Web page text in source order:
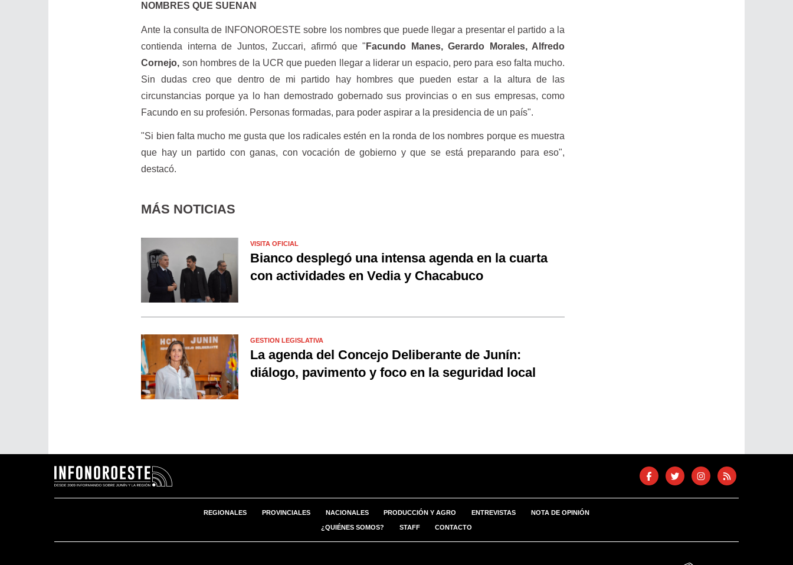
NOMBRES QUE SUENAN
Ante la consulta de INFONOROESTE sobre los nombres que puede llegar a presentar el partido a la
contienda interna de Juntos, Zuccari, afirmó que " Facundo Manes, Gerardo Morales, Alfredo
Cornejo, son hombres de la UCR que pueden llegar a liderar un espacio, pero para eso falta mucho.
Sin dudas creo que dentro de mi partido hay hombres que pueden estar a la altura de las
circunstancias porque ya lo han demostrado gobernado sus provincias o en sus empresas, como
Facundo en su profesión. Personas formadas, para poder aspirar a la presidencia de un país".
"Si bien falta mucho me gusta que los radicales estén en la ronda de los nombres porque es muestra
que hay un partido con ganas, con vocación de gobierno y que se está preparando para eso",
destacó.
MÁS NOTICIAS
VISITA OFICIAL
Bianco desplegó una intensa agenda en la cuarta
con actividades en Vedia y Chacabuco
GESTION LEGISLATIVA
La agenda del Concejo Deliberante de Junín:
diálogo, pavimento y foco en la seguridad local
REGIONALES PROVINCIALES NACIONALES PRODUCCIÓN Y AGRO ENTREVISTAS NOTA DE OPINIÓN
¿QUIÉNES SOMOS? STAFF CONTACTO